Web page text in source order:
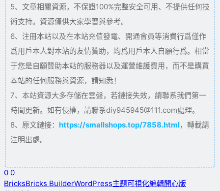
5、文章相關資源，不保證100%完整安全可用、不提供任何技
術支持。資源僅供大家學習與參考。
6、注冊本站以及在本站充值發電、開通會員等消費行爲僅作
爲用戶本人對本站的友情贊助，均爲用戶本人自願行爲。相當
于您是自願贊助本站的服務器以及運營維護費用，而不是購買
本站的任何服務與資源，請知悉！
7、本站資源大多存儲在雲盤，若鏈接失效，請聯系我們第一
時間更新。如有侵權，請聯系diy945945@111.com處理。
8、原文鏈接： https://smallshops.top/7858.html，轉載請
注明出處。
0 0
BricksBricks BuilderWordPress主題可視化編輯開心版